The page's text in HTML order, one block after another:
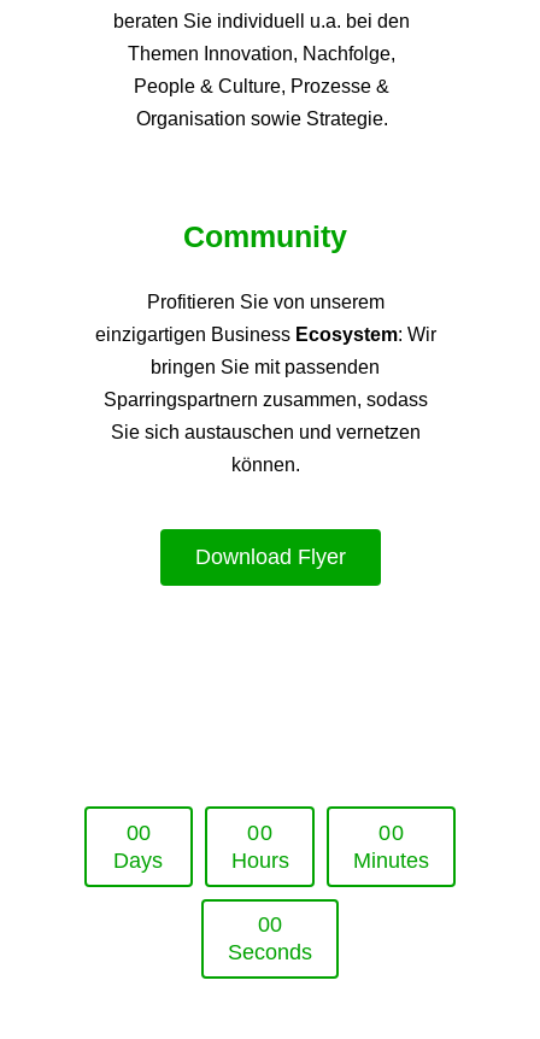
beraten Sie individuell u.a. bei den
Themen Innovation, Nachfolge,
People & Culture, Prozesse &
Organisation sowie Strategie.
Community
Profitieren Sie von unserem
einzigartigen Business Ecosystem: Wir
bringen Sie mit passenden
Sparringspartnern zusammen, sodass
Sie sich austauschen und vernetzen
können.
Download Flyer
00
Days
00
Hours
00
Minutes
00
Seconds